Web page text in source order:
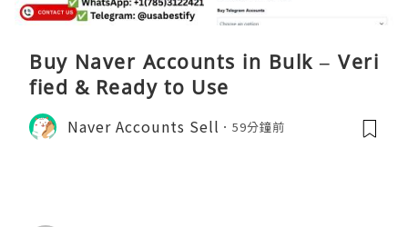
Buy Naver Accounts in Bulk – Veri
fied & Ready to Use
Naver Accounts Sell 59分鐘前